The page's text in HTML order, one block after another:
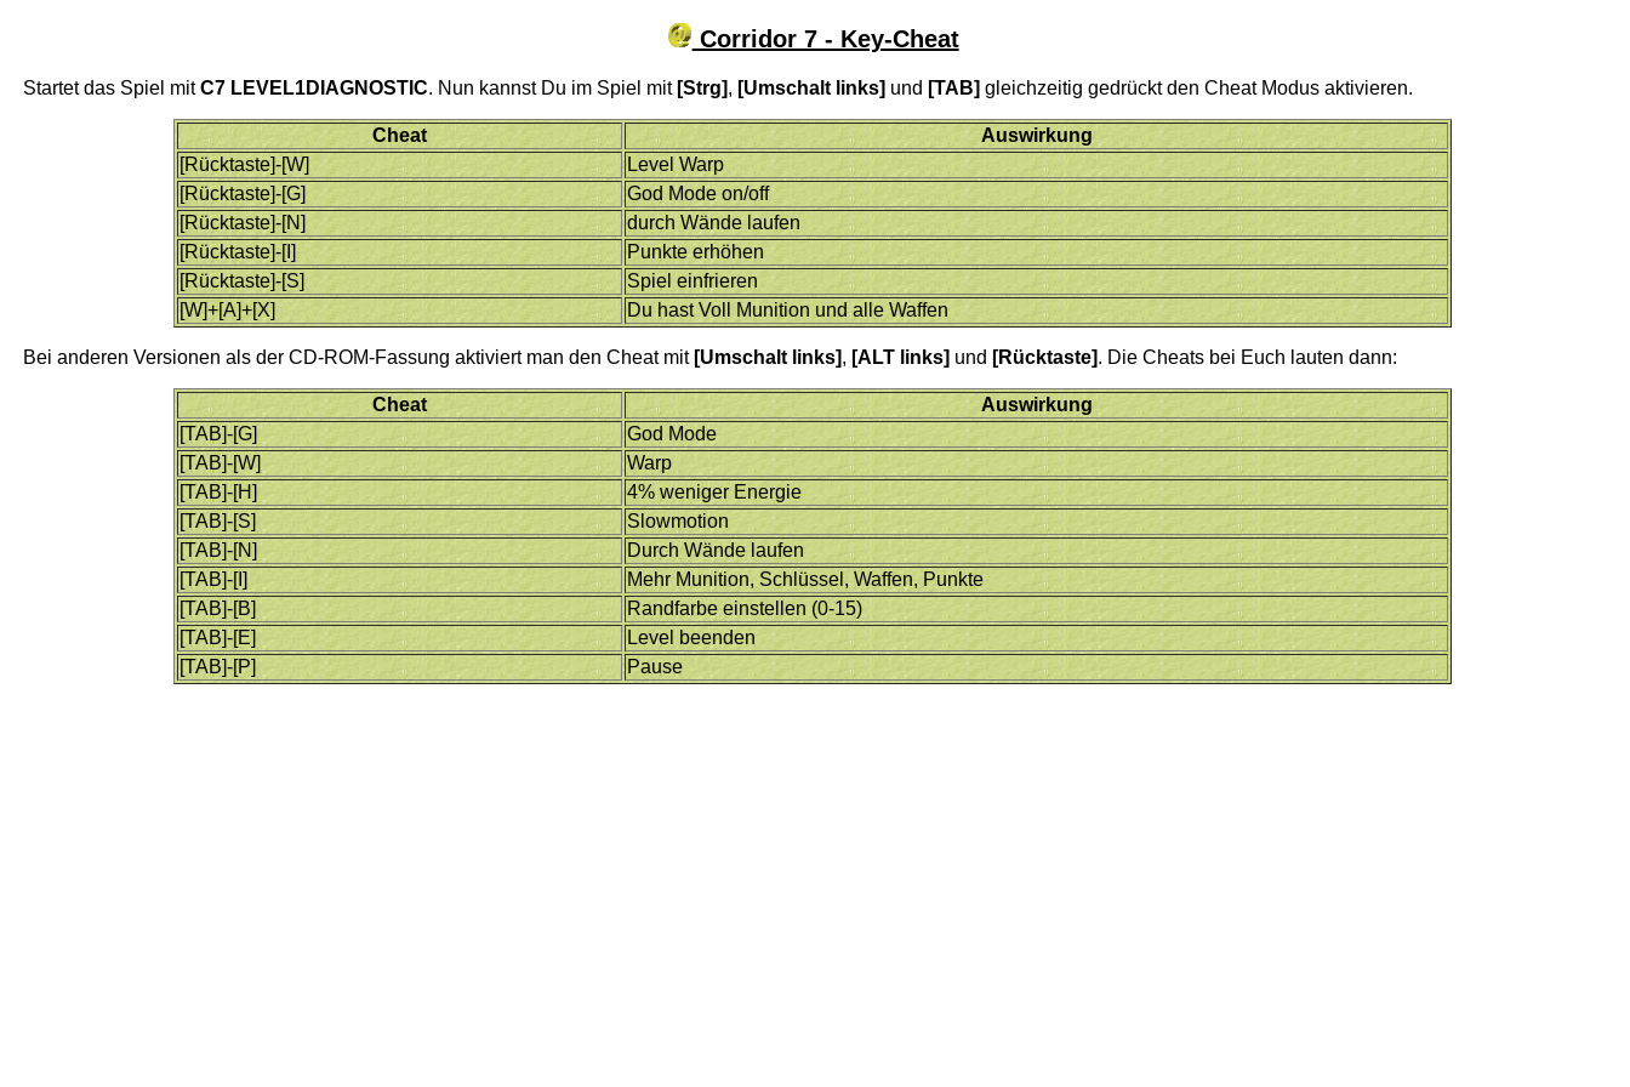
Corridor 7 - Key-Cheat
Startet das Spiel mitC7 LEVEL1DIAGNOSTIC. Nun kannst Du im Spiel mit [Strg], [Umschalt links] und [TAB] gleichzeitig gedrückt den Cheat Modus aktivieren.
Cheat
Auswirkung
[Rücktaste]-[W]
Level Warp
[Rücktaste]-[G]
God Mode on/off
[Rücktaste]-[N]
durch Wände laufen
[Rücktaste]-[I]
Punkte erhöhen
[Rücktaste]-[S]
Spiel einfrieren
[W]+[A]+[X]
Du hast Voll Munition und alle Waffen
Bei anderen Versionen als der CD-ROM-Fassung aktiviert man den Cheat mit [Umschalt links], [ALT links] und [Rücktaste]. Die Cheats bei Euch lauten dann:
Cheat
Auswirkung
[TAB]-[G]
God Mode
[TAB]-[W]
Warp
[TAB]-[H]
4% weniger Energie
[TAB]-[S]
Slowmotion
[TAB]-[N]
Durch Wände laufen
[TAB]-[I]
Mehr Munition, Schlüssel, Waffen, Punkte
[TAB]-[B]
Randfarbe einstellen (0-15)
[TAB]-[E]
Level beenden
[TAB]-[P]
Pause